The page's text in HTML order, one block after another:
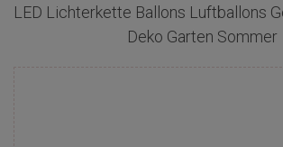
LED Lichterkette Ballons Luftballons
Deko Garten Sommer